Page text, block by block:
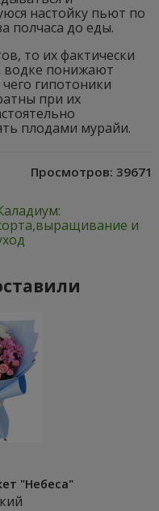
настойку пьют по
полчаса до еды.
то их фактически
водке понижают
гипотоники
при их
плодами мурайи.
Просмотров: 39671
и
"Небеса"